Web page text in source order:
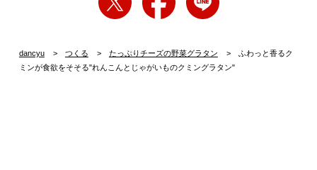
dancyu つくる たっぷりチーズの野菜グラタン
ふわっと香るク
ミンが食欲をそそる"れんこんとじゃがいものクミングラタン"